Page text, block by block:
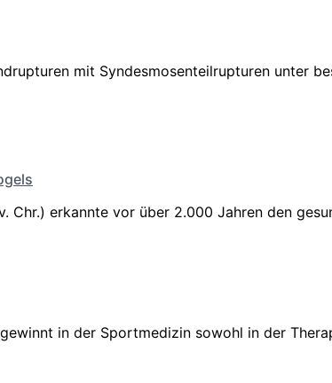
mit Syndesmosenteilrupturen unter
Chr.) erkannte vor über 2.000 Jahren den
in der Sportmedizin sowohl in der